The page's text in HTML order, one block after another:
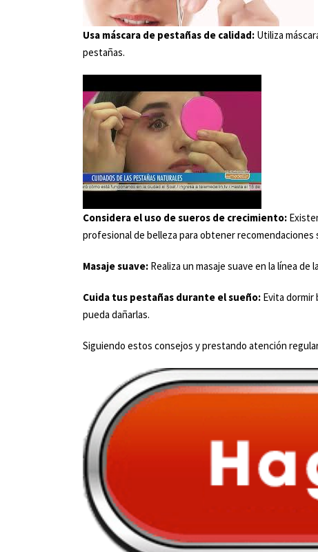
Usa máscara de pestañas de calidad: Utiliza
pestañas.
Considera el uso de sueros de crecimiento:
profesional de belleza para obtener
Masaje suave: Realiza un masaje suave en la línea
Cuida tus pestañas durante el sueño: Evita dormir
pueda dañarlas.
Siguiendo estos consejos y prestando atención